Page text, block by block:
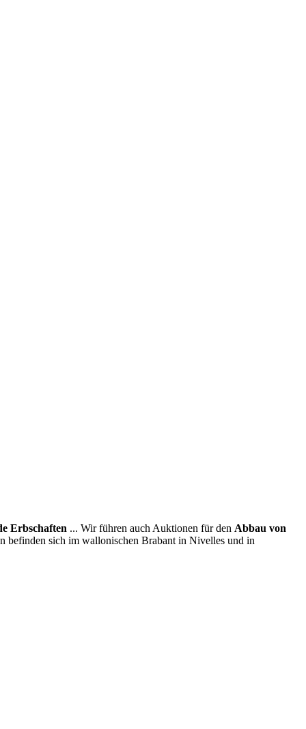
Erbschaften ... Wir führen auch Auktionen für den Abbau von
befinden sich im wallonischen Brabant in Nivelles und in